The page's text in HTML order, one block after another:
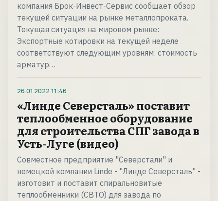
компания Брок-Инвест-Сервис сообщает обзор
текущей ситуации на рынке металлопроката.
Текущая ситуация на мировом рынке:
Экспортные котировки на текущей неделе
соответствуют следующим уровням: стоимость
арматур…
26.01.2022 11:46
«Линде Северсталь» поставит
теплообменное оборудование
для строительства СПГ завода в
Усть-Луге (видео)
Совместное предприятие "Северстали" и
немецкой компании Linde - "Линде Северсталь" -
изготовит и поставит спиральновитые
теплообменники (СВТО) для завода по